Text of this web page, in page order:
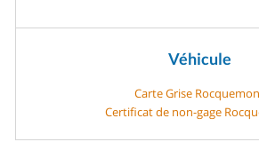
Véhicule
Carte Grise
Certificat de non-gage